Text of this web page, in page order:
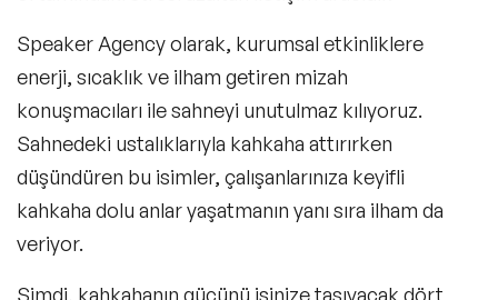
Speaker Agency olarak, kurumsal etkinliklere
enerji, sıcaklık ve ilham getiren mizah
konuşmacıları ile sahneyi unutulmaz kılıyoruz.
Sahnedeki ustalıklarıyla kahkaha attırırken
düşündüren bu isimler, çalışanlarınıza keyifli
kahkaha dolu anlar yaşatmanın yanı sıra ilham da
veriyor.
Şimdi, kahkahanın gücünü işinize taşıyacak dört